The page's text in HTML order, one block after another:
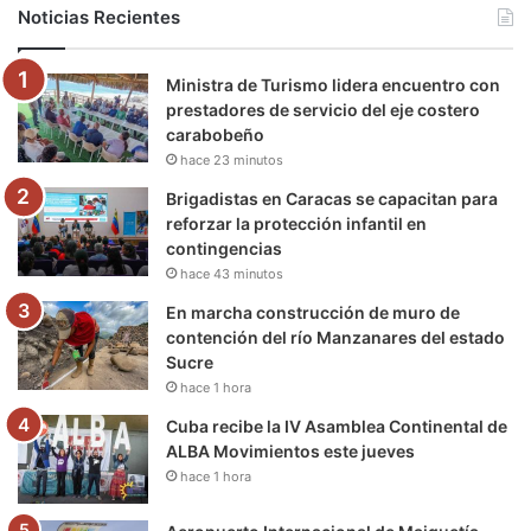
o
o
k
e
r
b
e
g
r
m
r
a
k
Noticias Recientes
Ministra de Turismo lidera encuentro con
prestadores de servicio del eje costero
carabobeño
hace 23 minutos
Brigadistas en Caracas se capacitan para
reforzar la protección infantil en
contingencias
hace 43 minutos
En marcha construcción de muro de
contención del río Manzanares del estado
Sucre
hace 1 hora
Cuba recibe la IV Asamblea Continental de
ALBA Movimientos este jueves
hace 1 hora